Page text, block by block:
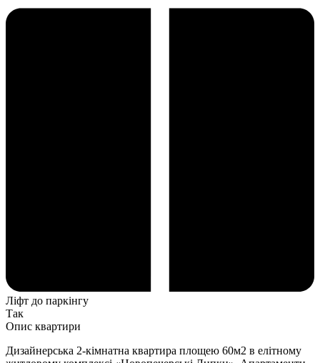
Ліфт до паркінгу
Так
Опис квартири
Дизайнерська 2-кімнатна квартира площею 60м2 в елітному